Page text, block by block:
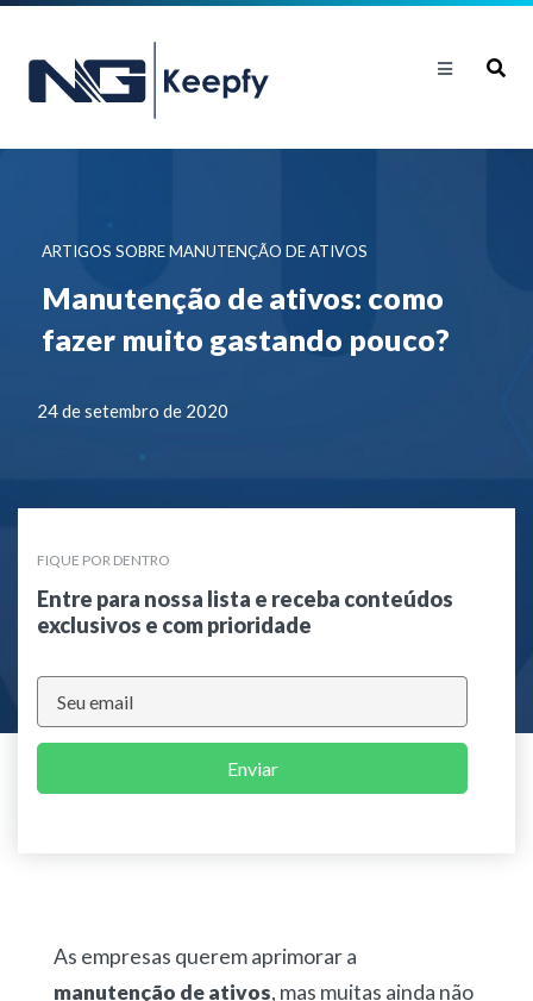
ARTIGOS SOBRE MANUTENÇÃO DE ATIVOS
Manutenção de ativos: como
fazer muito gastando pouco?
24 de setembro de 2020
FIQUE POR DENTRO
Entre para nossa lista e receba conteúdos
exclusivos e com prioridade
Enviar
As empresas querem aprimorar a
manutenção de ativos, mas muitas ainda não